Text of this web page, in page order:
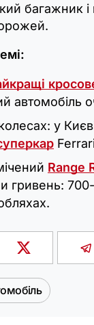
багажник
автомобіль
у
Range
гривень: